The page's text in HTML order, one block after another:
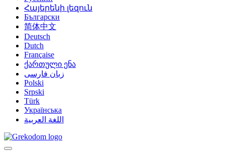
Հայերենի լեզուն
Български
简体中文
Deutsch
Dutch
Française
ქართული ენა
زبان فارسی
Polski
Srpski
Türk
Українська
اللغة العربية